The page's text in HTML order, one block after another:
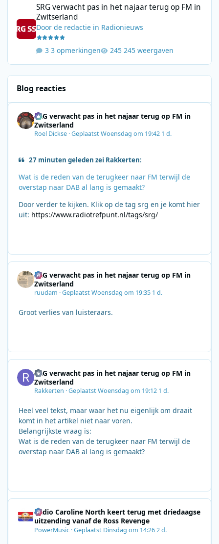
SRG verwacht pas in het najaar terug op FM in
Zwitserland
Doorde redactie in Radionieuws
3 opmerkingen 245 weergaven
Blog reacties
SRG verwacht pas in het najaar terug op FM in
Zwitserland
Roel Dickse ·GeplaatstWoensdag om 19:42 1 d.
27 minuten geleden zei Rakkerten:
Wat is de reden van de terugkeer naar FM terwijl de
overstap naar DAB al lang is gemaakt?
Door verder te kijken. Klik op de tag srg en je komt hier
uit: https://www.radiotrefpunt.nl/tags/srg/
SRG verwacht pas in het najaar terug op FM in
Zwitserland
ruudam ·GeplaatstWoensdag om 19:35 1 d.
Groot verlies van luisteraars.
SRG verwacht pas in het najaar terug op FM in
Zwitserland
Rakkerten ·GeplaatstWoensdag om 19:12 1 d.
Heel veel tekst, maar waar het nu eigenlijk om draait
komt in het artikel niet naar voren.
Belangrijkste vraag is:
Wat is de reden van de terugkeer naar FM terwijl de
overstap naar DAB al lang is gemaakt?
Radio Caroline North keert terug met driedaagse
uitzending vanaf de Ross Revenge
PowerMusic ·Geplaatst Dinsdag om 14:262 d.